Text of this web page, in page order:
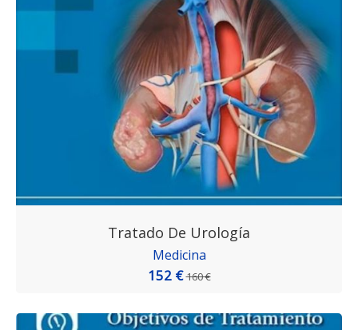
Tratado De Urología
Medicina
152 €160 €